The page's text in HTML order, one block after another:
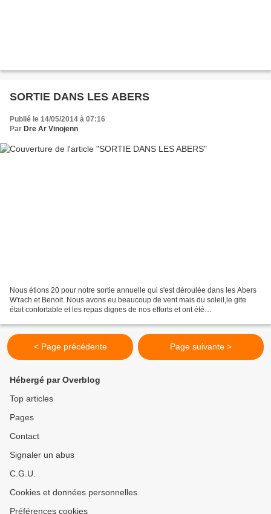
SORTIE DANS LES ABERS
Publié le 14/05/2014 à 07:16
Par Dre Ar Vinojenn
Nous étions 20 pour notre sortie annuelle qui s'est déroulée dans les Abers
W'rach et Benoit. Nous avons eu beaucoup de vent mais du soleil,le gite
était confortable et les repas dignes de nos efforts et ont été
< Page précédente Page suivante >
Hébergé par Overblog
Top articles
Pages
Contact
Signaler un abus
C.G.U.
Cookies et données personnelles
Préférences cookies